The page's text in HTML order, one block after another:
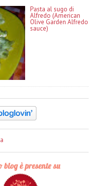
Pasta al sugo di
Alfredo (American
Olive Garden Alfredo
sauce)